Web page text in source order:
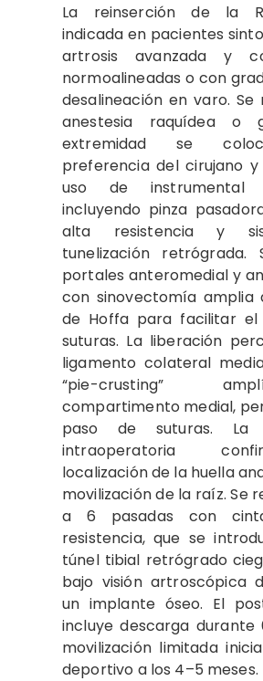
La reinserción de la
indicada en pacientes
artrosis avanzada y
normoalineadas o con
desalineación en varo. Se
anestesia raquídea o
extremidad se
preferencia del cirujano
uso de instrumental
incluyendo pinza
alta resistencia y
tunelización retrógrada.
portales anteromedial y
con sinovectomía amplia
de Hoffa para facilitar el
suturas. La liberación
ligamento colateral
“pie-crusting”
compartimento medial,
paso de suturas. La
intraoperatoria
localización de la huella
movilización de la raíz. Se
a 6 pasadas con
resistencia, que se
túnel tibial retrógrado
bajo visión artroscópica
un implante óseo. El
incluye descarga durante
movilización limitada
deportivo a los 4–5 meses.